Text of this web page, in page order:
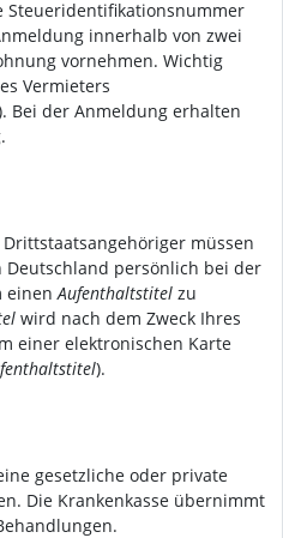
Steueridentifikationsnummer
innerhalb von zwei
vornehmen. Wichtig
Vermieters
Bei der Anmeldung erhalten
müssen
persönlich bei der
einenAufenthaltstitel zu
wird nach dem Zweck Ihres
einer elektronischen Karte
).
gesetzliche oder private
Die Krankenkasse übernimmt